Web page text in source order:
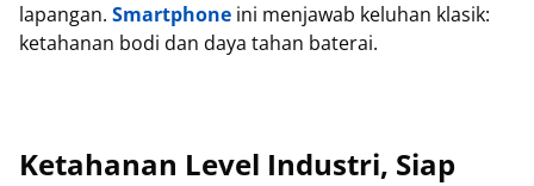
lapangan. Smartphone ini menjawab keluhan klasik:
ketahanan bodi dan daya tahan baterai.
Ketahanan Level Industri, Siap